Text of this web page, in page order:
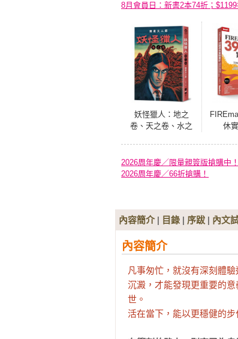
8月會員日：新書2本74折；
妖怪獵人：地之
卷、天之卷、水之
休
2026周年慶／限量親簽版搶購中！
2026周年慶／66折搶購！
內容簡介| 目錄 | 序跋 | 內文
內容簡介
凡事匆忙，就沒有深刻體驗
沉澱，才能發現更重要的
世。
活在當下，能以更穩健的